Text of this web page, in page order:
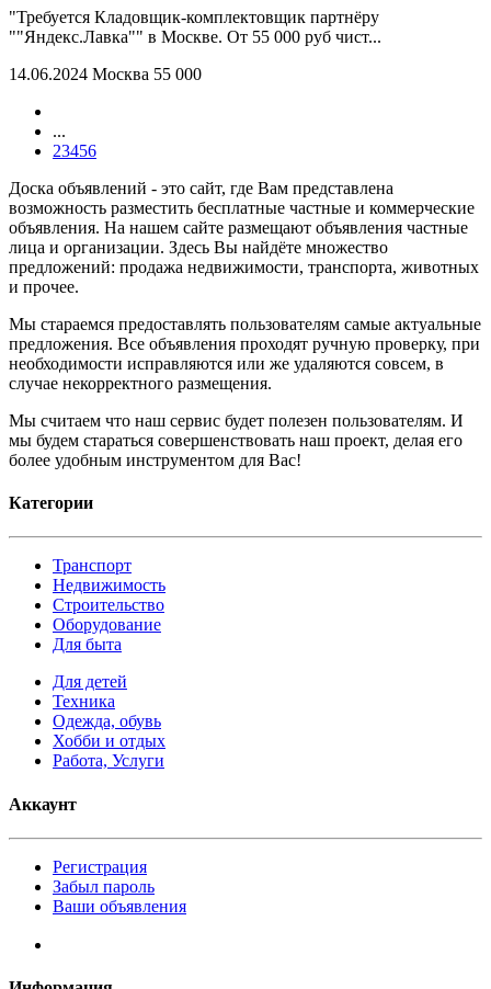
"Требуется Кладовщик-комплектовщик партнёру
""Яндекс.Лавка"" в Москве. От 55 000 руб чист...
14.06.2024 Москва 55 000
...
23456
Доска объявлений - это сайт, где Вам представлена
возможность разместить бесплатные частные и коммерческие
объявления. На нашем сайте размещают объявления частные
лица и организации. Здесь Вы найдёте множество
предложений: продажа недвижимости, транспорта, животных
и прочее.
Мы стараемся предоставлять пользователям самые актуальные
предложения. Все объявления проходят ручную проверку, при
необходимости исправляются или же удаляются совсем, в
случае некорректного размещения.
Мы считаем что наш сервис будет полезен пользователям. И
мы будем стараться совершенствовать наш проект, делая его
более удобным инструментом для Вас!
Категории
Транспорт
Недвижимость
Строительство
Оборудование
Для быта
Для детей
Техника
Одежда, обувь
Хобби и отдых
Работа, Услуги
Аккаунт
Регистрация
Забыл пароль
Ваши объявления